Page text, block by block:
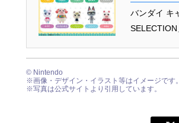
バンダイ キ
© Nintendo
※画像・デザイン・イラスト等はイメージです
※写真は公式サイトより引用しています。